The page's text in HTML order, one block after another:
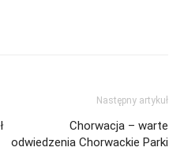
Następny artykuł
Chorwacja – warte
odwiedzenia Chorwackie Parki